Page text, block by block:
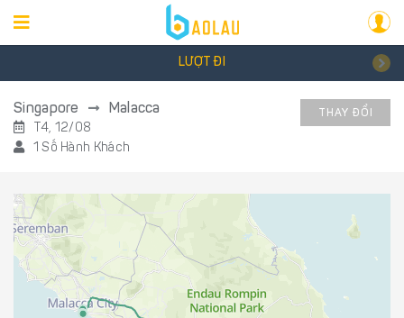
LƯỢT ĐI
Singapore Malacca
T4, 12/08
1 Số Hành Khách
THAY ĐỔI